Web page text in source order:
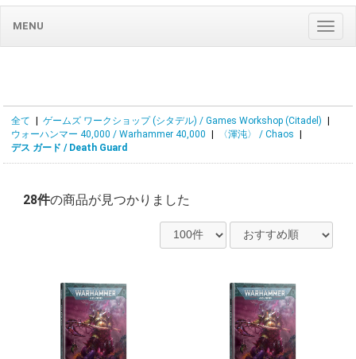
MENU
全て ゲームズ ワークショップ (シタデル) / Games Workshop (Citadel)
ウォーハンマー 40,000 / Warhammer 40,000
〈渾沌〉 / Chaos
デス ガード / Death Guard
28件の商品が見つかりました